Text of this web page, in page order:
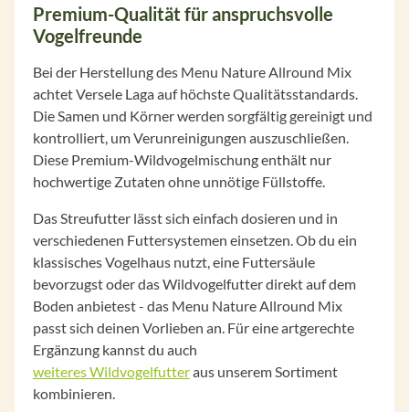
Premium-Qualität für anspruchsvolle
Vogelfreunde
Bei der Herstellung des Menu Nature Allround Mix
achtet Versele Laga auf höchste Qualitätsstandards.
Die Samen und Körner werden sorgfältig gereinigt und
kontrolliert, um Verunreinigungen auszuschließen.
Diese Premium-Wildvogelmischung enthält nur
hochwertige Zutaten ohne unnötige Füllstoffe.
Das Streufutter lässt sich einfach dosieren und in
verschiedenen Futtersystemen einsetzen. Ob du ein
klassisches Vogelhaus nutzt, eine Futtersäule
bevorzugst oder das Wildvogelfutter direkt auf dem
Boden anbietest - das Menu Nature Allround Mix
passt sich deinen Vorlieben an. Für eine artgerechte
Ergänzung kannst du auch
weiteresWildvogelfutteraus unserem Sortiment
kombinieren.